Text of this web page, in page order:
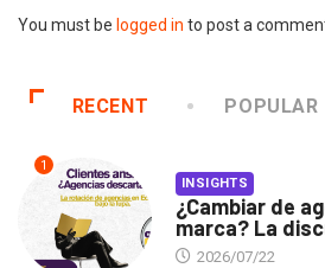
You must be logged in to post a
RECENT POPULAR
1
INSIGHTS
¿Cambiar de
marca? La
2026/07/22